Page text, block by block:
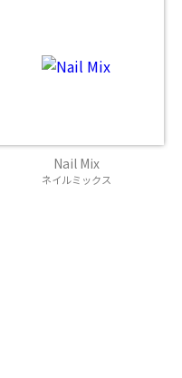
Nail Mix
ネイルミックス